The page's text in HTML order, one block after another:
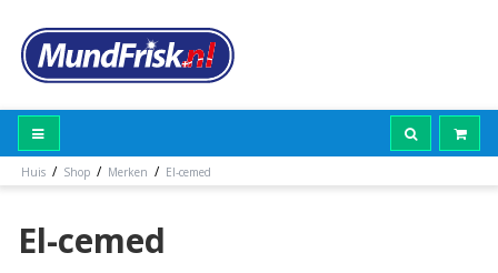
Huis / Shop / Merken / El-cemed
El-cemed